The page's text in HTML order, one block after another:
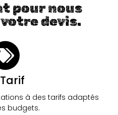
pour nous
devis.
à des tarifs adaptés
budgets.